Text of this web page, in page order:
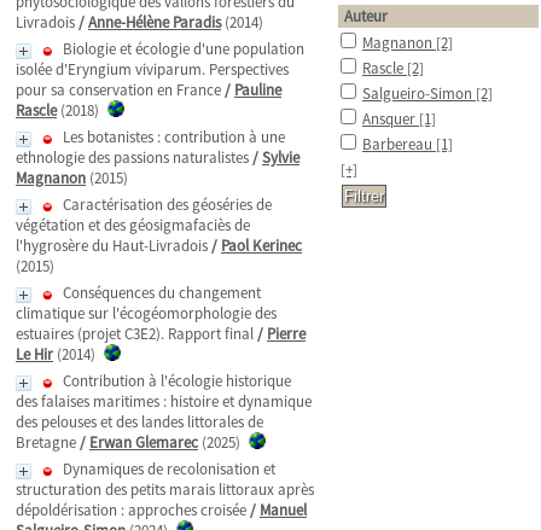
Livradois/Anne-Hélène Paradis(2014)
Biologie et écologie d'une population
isolée d'Eryngium viviparum. Perspectives
pour sa conservation en France/ Pauline
Rascle(2018)
Les botanistes : contribution à une
ethnologie des passions naturalistes/Sylvie
Magnanon (2015)
Caractérisation des géoséries de
végétation et des géosigmafaciès de
l'hygrosère du Haut-Livradois/ Paol Kerinec
(2015)
Conséquences du changement
climatique sur l'écogéomorphologie des
estuaires (projet C3E2). Rapport final/ Pierre
Le Hir (2014)
Contribution à l'écologie historique
des falaises maritimes : histoire et dynamique
des pelouses et des landes littorales de
Bretagne/ Erwan Glemarec (2025)
Dynamiques de recolonisation et
structuration des petits marais littoraux après
dépoldérisation : approches croisée/ Manuel
Auteur
Magnanon [2]
Rascle [2]
Salgueiro-Simon [2]
Ansquer [1]
Barbereau [1]
[+]